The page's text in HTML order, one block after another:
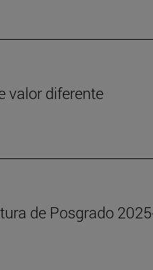
valor diferente
de Posgrado